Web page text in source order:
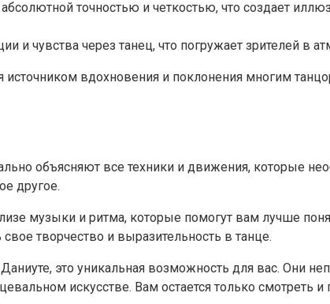
точностью и четкостью, что создает
чувства через танец, что погружает зрителей в
вдохновения и поклонения многим
объясняют все техники и движения, которые
другое.
музыки и ритма, которые помогут вам лучше
творчество и выразительность в танце.
это уникальная возможность для вас. Они
искусстве. Вам остается только смотреть и